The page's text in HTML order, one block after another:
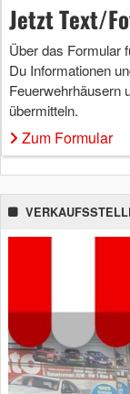
Jetzt Text/
Über das Formular
Du Informationen
Feuerwehrhäusern
übermitteln.
Zum Formular